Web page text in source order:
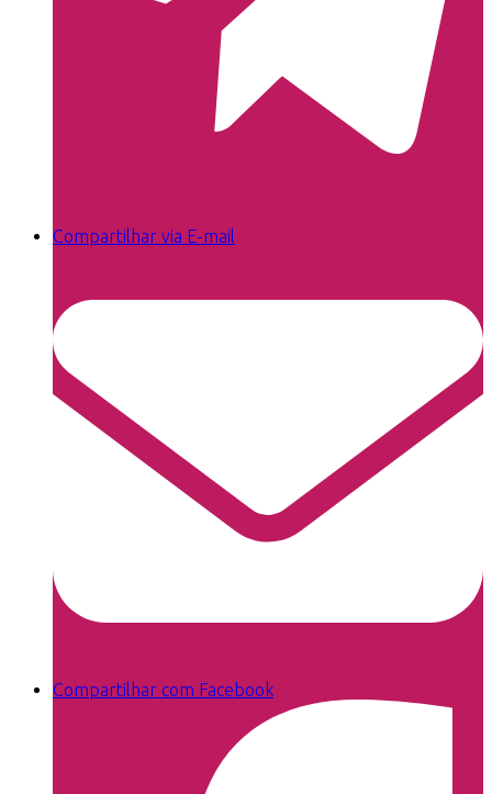
Compartilhar via E-mail
Compartilhar com Facebook